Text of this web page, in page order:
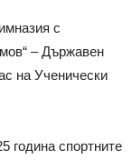
с
– Държавен
на Ученически
година спортните